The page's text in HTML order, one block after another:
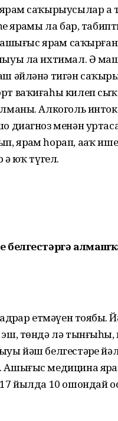
саҡырыусылар аҙ
ярҙамы ла бар,
ярҙам
ла ихтимал. Ә
әйләнә тигән
ваҡиғаһы килеп
Алкоголь
диагноз менән
ярҙам һорап, аҙаҡ
юҡ түгел.
белгестәргә
етмәүен тоябыҙ.
төндә лә
йәш белгестәрҙе
медицина
йылда 10 ошондай